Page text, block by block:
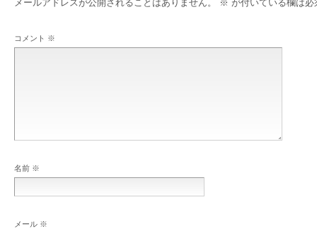
メールアドレスが公開されることはありません。 ※ が付いている欄は必
コメント ※
名前 ※
メール ※